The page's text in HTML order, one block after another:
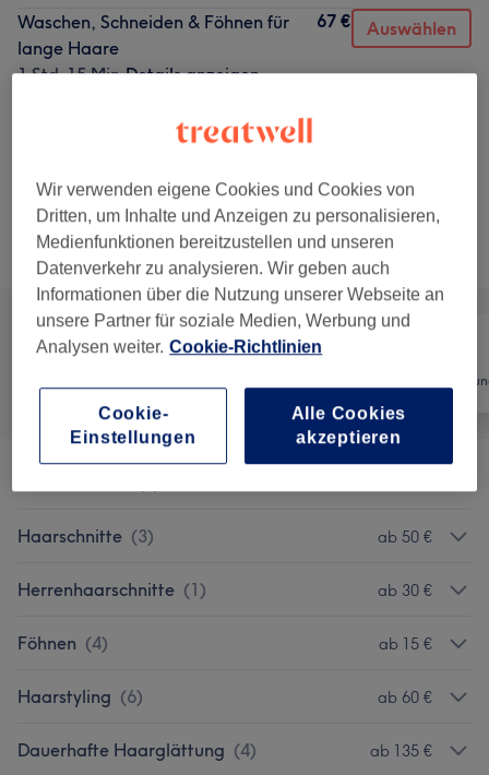
Waschen, Schneiden & Föhnen für
lange Haare
1 Std. 15 Min.Details anzeigen
67 € Auswählen
Ansatzfarbe, Schneiden & Föhnen für
Nicht gefunden wonach du gesucht hast?
Alle Services
Haarschnitte (3) ab 50 €
Herrenhaarschnitte (1) ab 30 €
Föhnen (4) ab 15 €
Haarstyling (6) ab 60 €
Dauerhafte Haarglättung (4) ab 135 €
Wir verwenden eigene Cookies und Cookies von
Dritten, um Inhalte und Anzeigen zu personalisieren,
Medienfunktionen bereitzustellen und unseren
Datenverkehr zu analysieren. Wir geben auch
Informationen über die Nutzung unserer Webseite an
unsere Partner für soziale Medien, Werbung und
Analysen weiter. Cookie-Richtlinien
Cookie-
Einstellungen
Alle Cookies
akzeptieren